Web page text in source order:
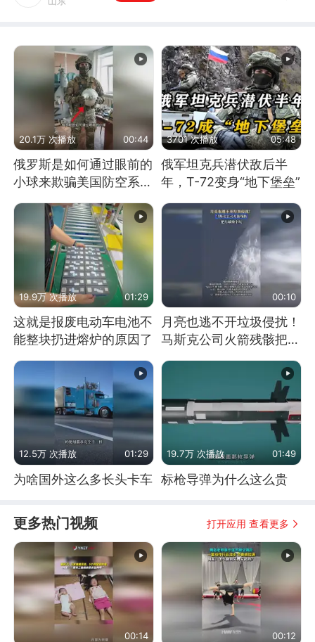
20.1万 次播放 00:44
俄罗斯是如何通过眼前的
小球来欺骗美国防空系统
的
3701 次播放 05:48
俄军坦克兵潜伏敌后半
年，T-72变身“地下堡垒”
19.9万 次播放 01:29
这就是报废电动车电池不
能整块扔进熔炉的原因了
00:10
月亮也逃不开垃圾侵扰！
马斯克公司火箭残骸把月
12.5万 次播放 01:29
为啥国外这么多长头卡车
19.7万 次播放 01:49
标枪导弹为什么这么贵
更多热门视频 打开应用 查看更多
00:14 00:12